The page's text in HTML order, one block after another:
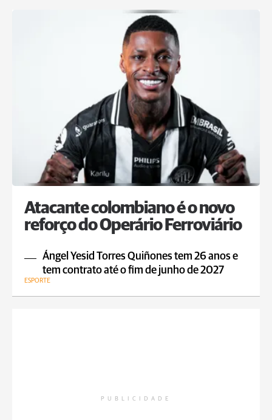
Atacante colombiano é o novo
reforço do Operário Ferroviário
Ángel Yesid Torres Quiñones tem 26 anos e
tem contrato até o fim de junho de 2027
ESPORTE
PUBLICIDADE